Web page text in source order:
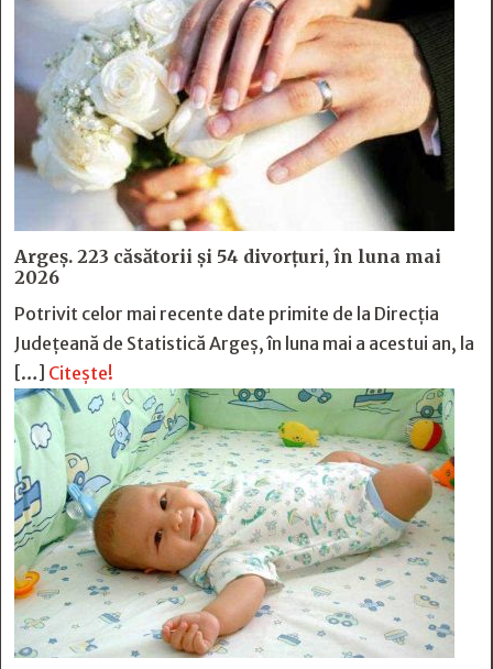
Argeș. 223 căsătorii și 54 divorțuri, în luna mai
2026
Potrivit celor mai recente date primite de la Direcția
Județeană de Statistică Argeș, în luna mai a acestui an, la
[…] Citește!